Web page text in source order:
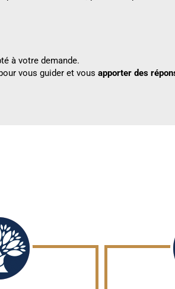
à votre demande.
vous guider et vous apporter des